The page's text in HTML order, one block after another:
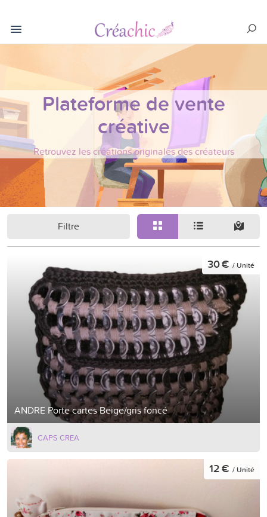
Plateforme de vente
créative
Retrouvez les créations originales des créateurs
Filtre
ANDRE Porte cartes Beige/gris foncé
30 € / Unité
CAPS CREA
12 € / Unité